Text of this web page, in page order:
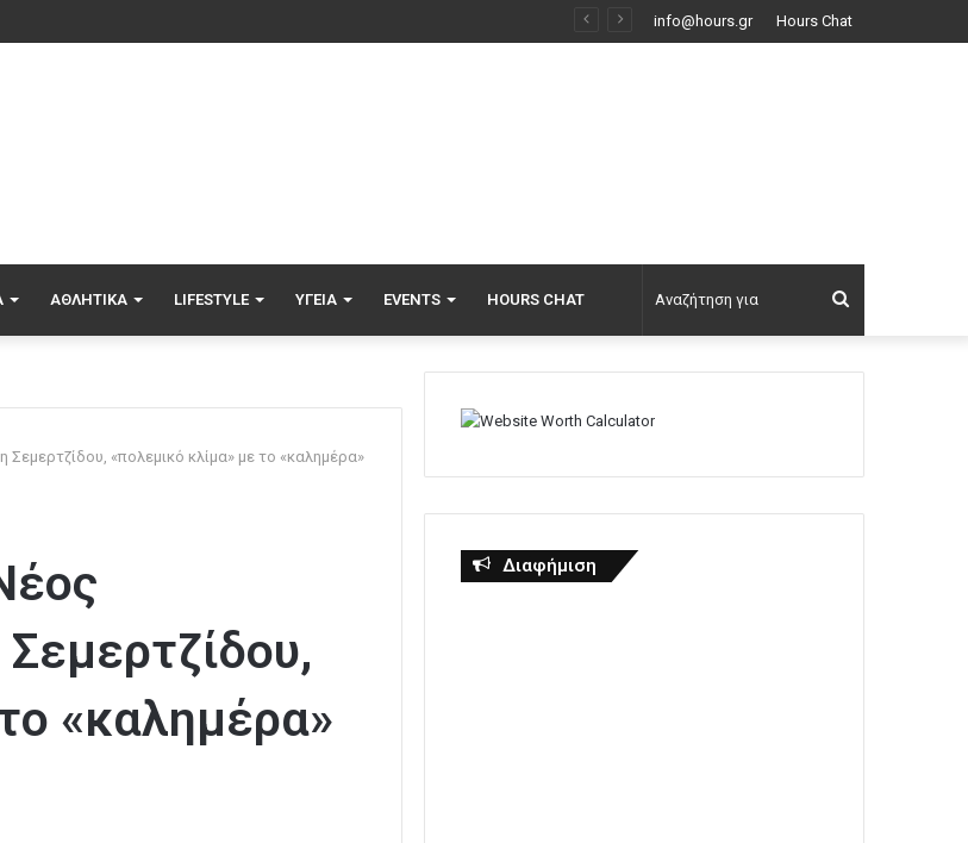
του ΠΑΟΚ: «Με περισσότερη σοβαρότητα θα παίρναμε κάτι καλύτερο» info@hours.gr Hours Chat
ΑΘΛΗΤΙΚΆ LIFESTYLE ΥΓΕΊΑ EVENTS HOURS CHAT
για
«πολεμικό κλίμα» με το «καλημέρα»
«καλημέρα»
Διαφήμιση